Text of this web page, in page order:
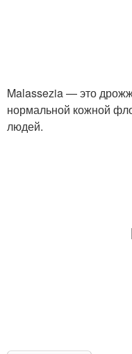
Malassezia — это
нормальной кожной
людей.